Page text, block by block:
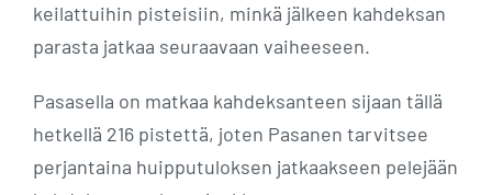
keilattuihin pisteisiin, minkä jälkeen kahdeksan
parasta jatkaa seuraavaan vaiheeseen.
Pasasella on matkaa kahdeksanteen sijaan tällä
hetkellä 216 pistettä, joten Pasanen tarvitsee
perjantaina huipputuloksen jatkaakseen pelejään